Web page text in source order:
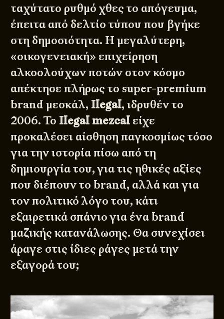
ταχύτατο ρυθμό χθες το απόγευμα,
έπειτα από δελτίο τύπου που βγήκε
στη δημοσιότητα. Η μεγαλύτερη,
«οικογενειακή» επιχείρηση
αλκοολούχων ποτών στον κόσμο
απέκτησε πλήρως το super-premium
brand μεσκάλ, Ilegal, ιδρυθέν το
2006. Το Ilegal mezcal είχε
προκαλέσει αίσθηση παγκοσμίως τόσο
για την ιστορία πίσω από τη
δημιουργία του, για τις ηθικές αξίες
που διέπουν το brand, αλλά και για
τον πολιτικό λόγο του, κάτι
εξαιρετικά σπάνιο για ένα brand
μαζικής κατανάλωσης. Θα συνεχίσει
άραγε στις ίδιες ράγες μετά την
εξαγορά του;